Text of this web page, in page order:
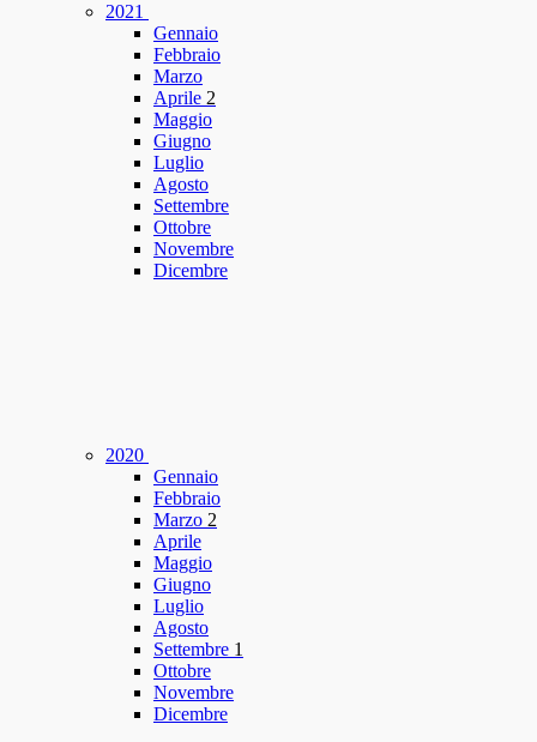
2021
Gennaio
Febbraio
Marzo
Aprile 2
Maggio
Giugno
Luglio
Agosto
Settembre
Ottobre
Novembre
Dicembre
2020
Gennaio
Febbraio
Marzo 2
Aprile
Maggio
Giugno
Luglio
Agosto
Settembre 1
Ottobre
Novembre
Dicembre